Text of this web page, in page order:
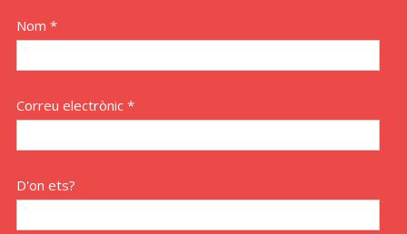
Nom *
Correu electrònic *
D'on ets?